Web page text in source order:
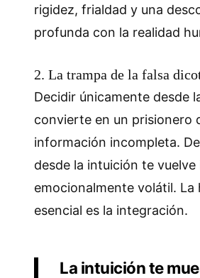
rigidez, frialdad y una
profunda con la realidad
2. La trampa de la falsa
Decidir únicamente desde
convierte en un prisionero
información incompleta.
desde la intuición te vuelve
emocionalmente volátil. La
esencial es la integración.
La intuición te